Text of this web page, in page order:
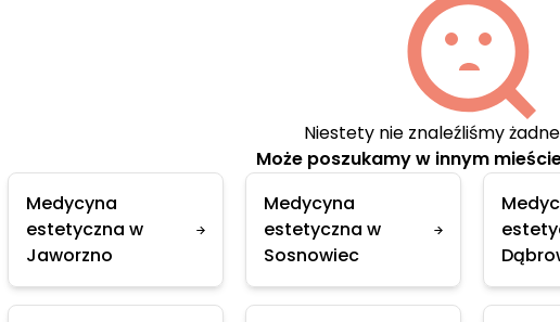
Niestety nie znaleźliśmy
Może poszukamy w innym
Medycyna
estetyczna w
Jaworzno
Medycyna
estetyczna w
Sosnowiec